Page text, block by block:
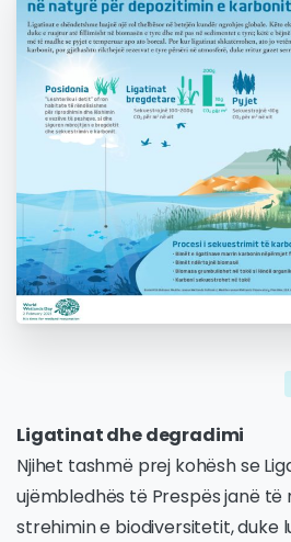
Ligatinat dhe degradimi
Njihet tashmë prej kohësh se
ujëmbledhës të Prespës janë
strehimin e biodiversitetit, duke